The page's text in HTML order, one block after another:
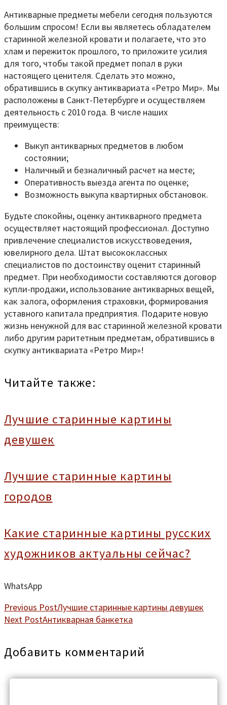
Антикварные предметы мебели сегодня пользуются
большим спросом! Если вы являетесь обладателем
старинной железной кровати и полагаете, что это
хлам и пережиток прошлого, то приложите усилия
для того, чтобы такой предмет попал в руки
настоящего ценителя. Сделать это можно,
обратившись в скупку антиквариата «Ретро Мир». Мы
расположены в Санкт-Петербурге и осуществляем
деятельность с 2010 года. В числе наших
преимуществ:
Выкуп антикварных предметов в любом
состоянии;
Наличный и безналичный расчет на месте;
Оперативность выезда агента по оценке;
Возможность выкупа квартирных обстановок.
Будьте спокойны, оценку антикварного предмета
осуществляет настоящий профессионал. Доступно
привлечение специалистов искусствоведения,
ювелирного дела. Штат высококлассных
специалистов по достоинству оценит старинный
предмет. При необходимости составляются договор
купли-продажи, использование антикварных вещей,
как залога, оформления страховки, формирования
уставного капитала предприятия. Подарите новую
жизнь ненужной для вас старинной железной кровати
либо другим раритетным предметам, обратившись в
скупку антиквариата «Ретро Мир»!
Читайте также:
Лучшие старинные картины
девушек
Лучшие старинные картины
городов
Какие старинные картины русских
художников актуальны сейчас?
WhatsApp
Previous PostЛучшие старинные картины девушек
Next PostАнтикварная банкетка
Добавить комментарий